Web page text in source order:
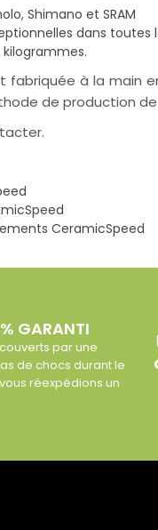
Shimano et SRAM
dans toutes
kilogrammes.
à la
de production
CeramicSpeed
GARANTI
par une
de chocs durant le
réexpédions un